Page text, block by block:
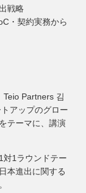
戦略
・契約実務から
Teio Partners 김
アップのグロー
テーマに、講演
対1ラウンドテー
本進出に関する